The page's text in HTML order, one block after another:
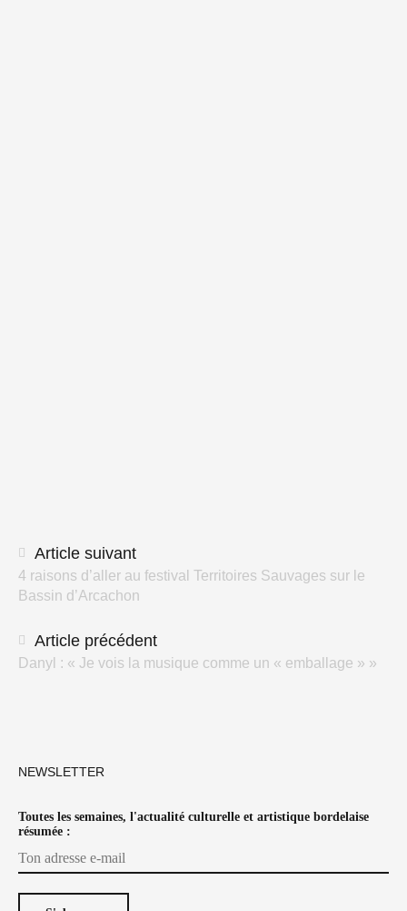
Navigation
des
Article suivant
4 raisons d’aller au festival Territoires Sauvages sur le
Bassin d’Arcachon
Article précédent
Danyl : « Je vois la musique comme un « emballage » »
NEWSLETTER
Toutes les semaines, l'actualité culturelle et artistique bordelaise
résumée :